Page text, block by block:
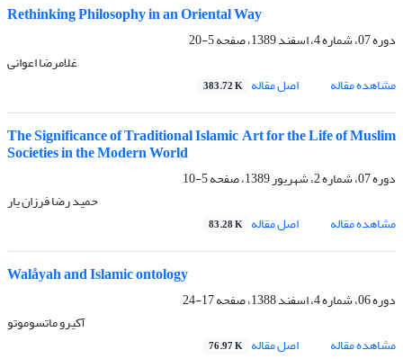
Rethinking Philosophy in an Oriental Way
دوره 07، شماره 4، اسفند 1389، صفحه
5-20
غلامرضا اعوانی
مشاهده مقاله
اصل مقاله 383.72 K
The Significance of Traditional Islamic Art for the Life of Muslim
Societies in the Modern World
دوره 07، شماره 2، شهریور 1389، صفحه
5-10
حمید رضا فرزان یار
مشاهده مقاله
اصل مقاله 83.28 K
Walåyah and Islamic ontology
دوره 06، شماره 4، اسفند 1388، صفحه
17-24
آکیرو ماتسوموتو
مشاهده مقاله
اصل مقاله 76.97 K